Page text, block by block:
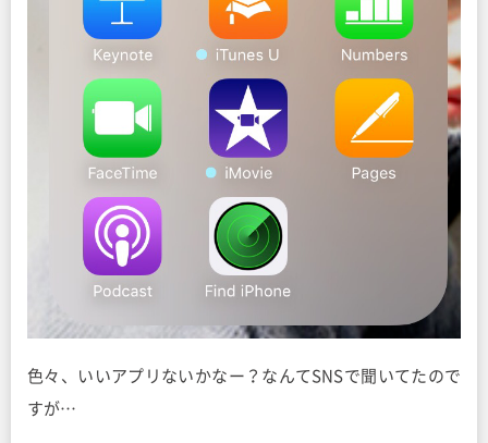
色々、いいアプリないかなー？なんてSNSで聞いてたので
すが…